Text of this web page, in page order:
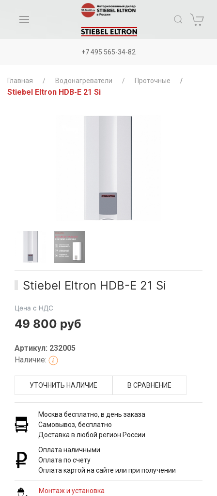
+7 495 565-34-82
Главная Водонагреватели Проточные
Stiebel Eltron HDB-E 21 Si
Stiebel Eltron HDB-E 21 Si
Цена с НДС
49 800 руб
Артикул: 232005
Наличие:
УТОЧНИТЬ НАЛИЧИЕ В СРАВНЕНИЕ
Москва бесплатно, в день заказа
Самовывоз, бесплатно
Доставка в любой регион России
Оплата наличными
Оплата по счету
Оплата картой на сайте или при получении
Монтаж и установка